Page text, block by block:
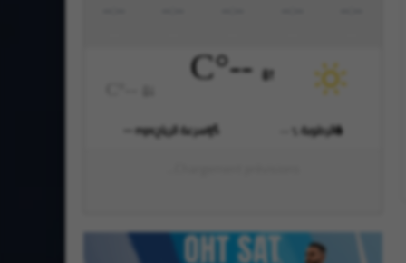
--
°C
الرطوبة % سرعة الرياحmps